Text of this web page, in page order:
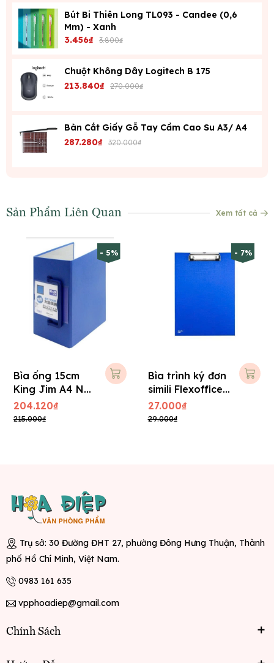
Bút Bi Thiên Long TL093 - Candee (0,6
Mm) - Xanh
3.456₫ 3.800₫
Chuột Không Dây Logitech B 175
213.840₫ 270.000₫
Bàn Cắt Giấy Gỗ Tay Cầm Cao Su A3/ A4
287.280₫ 320.000₫
Sản Phẩm Liên Quan Xem tất cả
- 5%
Bìa ống 15cm
King Jim A4 No
3515 - 1.500 tờ
204.120₫
215.000₫
- 7%
Bìa trình ký đơn
simili Flexoffice
A4 FO-CB02
27.000₫
29.000₫
Trụ sở: 30 Đường ĐHT 27, phường Đông Hưng Thuận, Thành
phố Hồ Chí Minh, Việt Nam.
0983 161 635
vpphoadiep@gmail.com
Chính Sách